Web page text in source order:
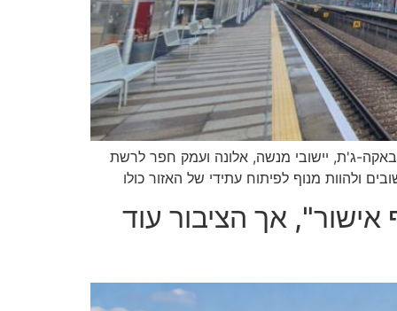
ג'ת, יישובי מנשה, אלונה ועמק חפר לרשת
ולהוות מנוף לפיתוח עתידי של האזור כולו
אך הציבור עוד